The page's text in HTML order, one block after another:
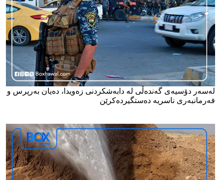
لەسەر دۆسیەی گەندەڵی لە دابەشکردنی زەویدا، دەیان بەرپرس و
فەرمانبەری ناسریە دەستگیردەکرێن